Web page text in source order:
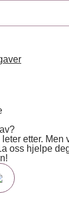
etter. Men
oss hjelpe